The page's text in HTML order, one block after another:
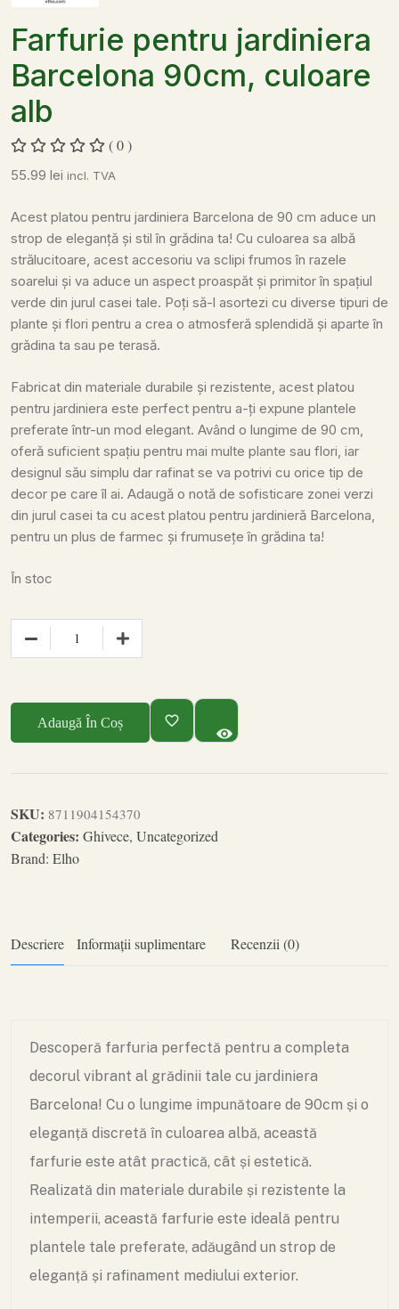
Farfurie pentru jardiniera
Barcelona 90cm, culoare
alb
( 0 )
55.99 lei incl. TVA
Acest platou pentru jardiniera Barcelona de 90 cm aduce un
strop de eleganță și stil în grădina ta! Cu culoarea sa albă
strălucitoare, acest accesoriu va sclipi frumos în razele
soarelui și va aduce un aspect proaspăt și primitor în spațiul
verde din jurul casei tale. Poți să-l asortezi cu diverse tipuri de
plante și flori pentru a crea o atmosferă splendidă și aparte în
grădina ta sau pe terasă.
Fabricat din materiale durabile și rezistente, acest platou
pentru jardiniera este perfect pentru a-ți expune plantele
preferate într-un mod elegant. Având o lungime de 90 cm,
oferă suficient spațiu pentru mai multe plante sau flori, iar
designul său simplu dar rafinat se va potrivi cu orice tip de
decor pe care îl ai. Adaugă o notă de sofisticare zonei verzi
din jurul casei ta cu acest platou pentru jardinieră Barcelona,
pentru un plus de farmec și frumusețe în grădina ta!
În stoc
Adaugă În Coș
SKU: 8711904154370
Categories: Ghivece, Uncategorized
Brand: Elho
Descriere Informații suplimentare Recenzii (0)
Descoperă farfuria perfectă pentru a completa
decorul vibrant al grădinii tale cu jardiniera
Barcelona! Cu o lungime impunătoare de 90cm și o
eleganță discretă în culoarea albă, această
farfurie este atât practică, cât și estetică.
Realizată din materiale durabile și rezistente la
intemperii, această farfurie este ideală pentru
plantele tale preferate, adăugând un strop de
eleganță și rafinament mediului exterior.